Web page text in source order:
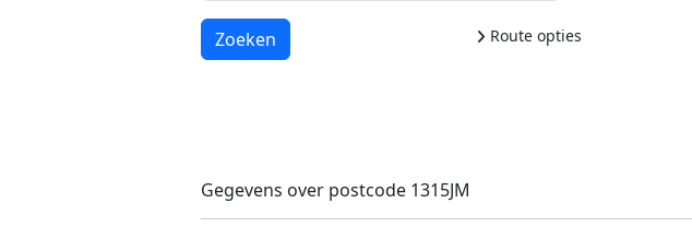
Route opties
Laden...
Zoeken
Gegevens over postcode 1315JM